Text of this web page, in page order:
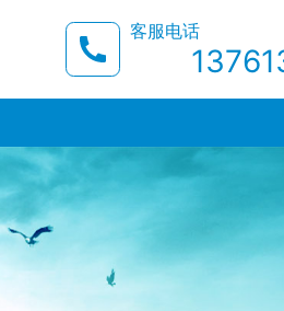
客服电话